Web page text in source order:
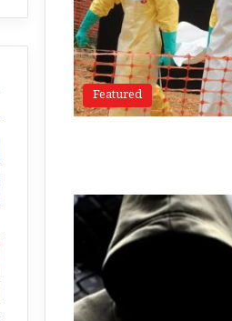
Featured